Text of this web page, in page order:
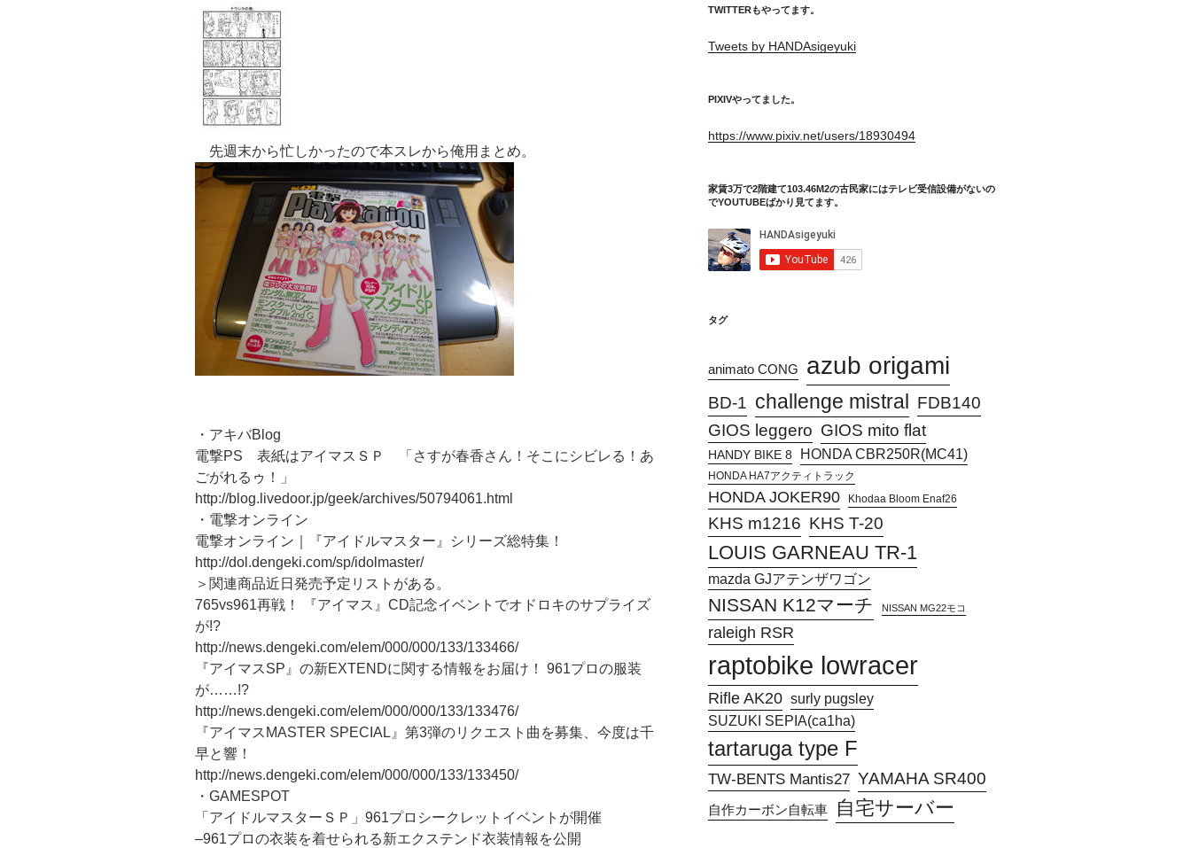
先週末から忙しかったので本スレから俺用まとめ。
・アキバBlog
電撃PS 表紙はアイマスＳＰ 「さすが春香さん！そこにシビレる！あ
ごがれるゥ！」
http://blog.livedoor.jp/geek/archives/50794061.html
・電撃オンライン
電撃オンライン｜『アイドルマスター』シリーズ総特集！
http://dol.dengeki.com/sp/idolmaster/
＞関連商品近日発売予定リストがある。
765vs961再戦！ 『アイマス』CD記念イベントでオドロキのサプライズ
が!?
http://news.dengeki.com/elem/000/000/133/133466/
『アイマスSP』の新EXTENDに関する情報をお届け！ 961プロの服装
が……!?
http://news.dengeki.com/elem/000/000/133/133476/
『アイマスMASTER SPECIAL』第3弾のリクエスト曲を募集、今度は千
早と響！
http://news.dengeki.com/elem/000/000/133/133450/
・GAMESPOT
「アイドルマスターＳＰ」961プロシークレットイベントが開催
–961プロの衣装を着せられる新エクステンド衣装情報を公開
TWITTERもやってます。
Tweets by HANDAsigeyuki
PIXIVやってました。
https://www.pixiv.net/users/18930494
家賃3万で2階建て103.46M2の古民家にはテレビ受信設備がないの
でYOUTUBEばかり見てます。
タグ
animato CONG azub origami
BD-1 challenge mistral
FDB140
GIOS leggero GIOS mito flat
HANDY BIKE 8 HONDA CBR250R(MC41)
HONDA HA7アクティトラック
HONDA JOKER90 Khodaa Bloom Enaf26
KHS m1216 KHS T-20
LOUIS GARNEAU TR-1
mazda GJアテンザワゴン
NISSAN K12マーチ NISSAN MG22モコ
raleigh RSR
raptobike lowracer
Rifle AK20 surly pugsley
SUZUKI SEPIA(ca1ha)
tartaruga type F
TW-BENTS Mantis27 YAMAHA SR400
自作カーボン自転車 自宅サーバー